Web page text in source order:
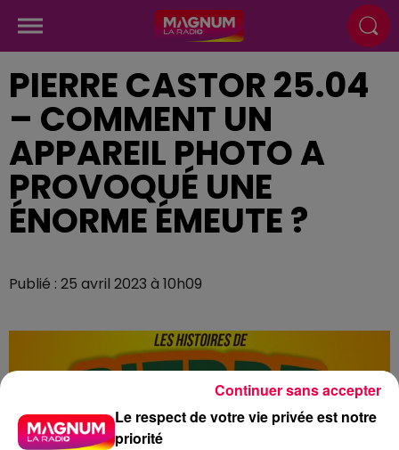
PIERRE CASTOR 25.04
– COMMENT UN
APPAREIL PHOTO A
PROVOQUÉ UNE
ÉNORME ÉMEUTE ?
Publié : 25 avril 2023 à 10h09
Le respect de votre vie privée est notre
priorité
Continuer sans accepter